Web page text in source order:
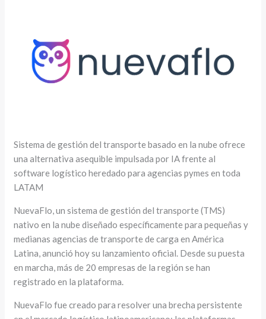
Sistema de gestión del transporte basado en la nube ofrece
una alternativa asequible impulsada por IA frente al
software logístico heredado para agencias pymes en toda
LATAM
NuevaFlo, un sistema de gestión del transporte (TMS)
nativo en la nube diseñado específicamente para pequeñas y
medianas agencias de transporte de carga en América
Latina, anunció hoy su lanzamiento oficial. Desde su puesta
en marcha, más de 20 empresas de la región se han
registrado en la plataforma.
NuevaFlo fue creado para resolver una brecha persistente